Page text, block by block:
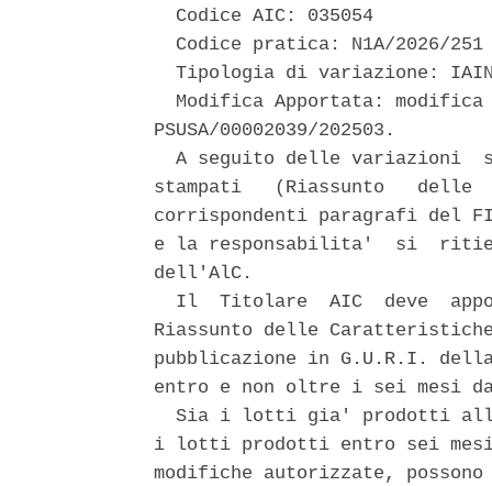
  Codice AIC: 035054
Codice pratica: N1A/2026/
Tipologia di variazione:
Modifica Apportata:
PSUSA/00002039/202503.
A seguito delle variazioni
stampati   (Riassunto
corrispondenti paragrafi del
e la responsabilita'  si
dell'AlC.
Il  Titolare  AIC  deve
Riassunto delle
pubblicazione in G.U.R.I.
entro e non oltre i sei mesi
Sia i lotti gia' prodotti
i lotti prodotti entro sei
modifiche autorizzate,